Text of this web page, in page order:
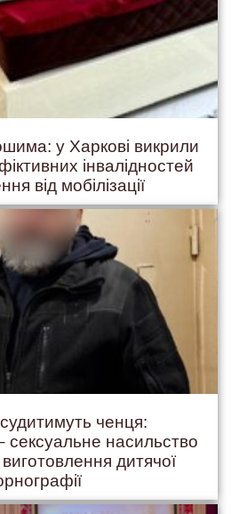
у Харкові викрили
інвалідностей
від мобілізації
ченця:
сексуальне насильство
дитячої